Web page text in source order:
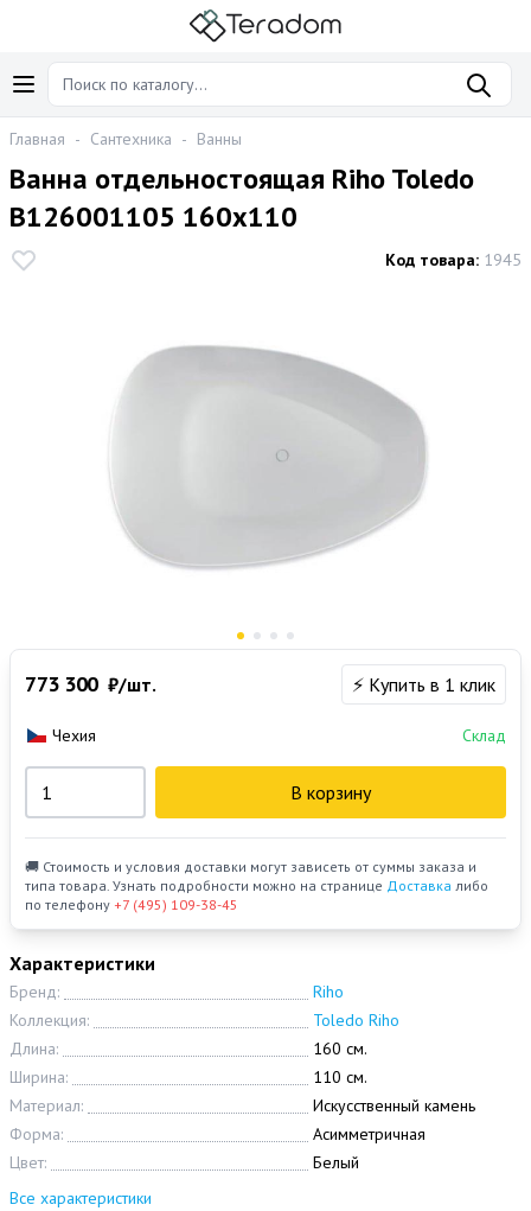
Главная - Сантехника - Ванны
Ванна отдельностоящая Riho Toledo
B126001105 160x110
Код товара: 1945
Характеристики
Бренд:
Riho
Коллекция:
Toledo Riho
Длина:
160 см.
Ширина:
110 см.
Материал:
Искусственный камень
Форма:
Асимметричная
Цвет:
Белый
Все характеристики
773 300 ₽/шт. ⚡ Купить в 1 клик
Чехия Склад
В корзину
🚚 Стоимость и условия доставки могут зависеть от суммы заказа и
типа товара. Узнать подробности можно на странице Доставка либо
по телефону +7 (495) 109-38-45